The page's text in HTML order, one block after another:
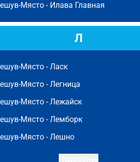
Място - Илава Главная
Л
Място -Ласк
Място -Легница
Място -Лежайск
Място -Лемборк
Място -Лешно